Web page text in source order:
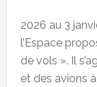
2026 au 3
l’Espace
de vols ». Il
et des avions